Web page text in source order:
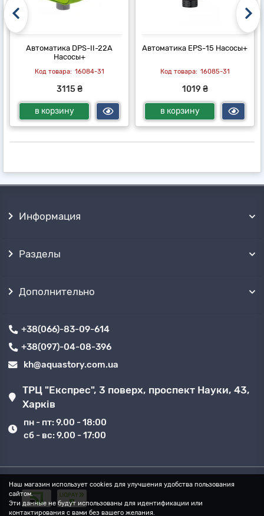
Автоматика DPS-II-22A
Насосы+
16084-31
3115 ₴
в корзину
Автоматика EPS-15 Насосы+
16085-31
1019 ₴
в корзину
Наш магазин использует cookies для улучшения удобства пользования
сайтом.
Эти данные не будут использованы для идентификации или
контактирования с вами без вашего желания.
Информация
Разделы
Дополнительно
+38(066)-83-09-614
+38(097)-04-08-396
kh@aquastory.com.ua
ТРЦ "Експрес", 3 поверх, проспект Науки, 43,
Харків
пн - пт: 9.00 - 18:00
сб - вс: 9.00 - 17:00